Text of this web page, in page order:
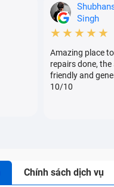
Singh
★★★★★
Amazing place
repairs done,
friendly and
10/10
Chính sách dịch vụ